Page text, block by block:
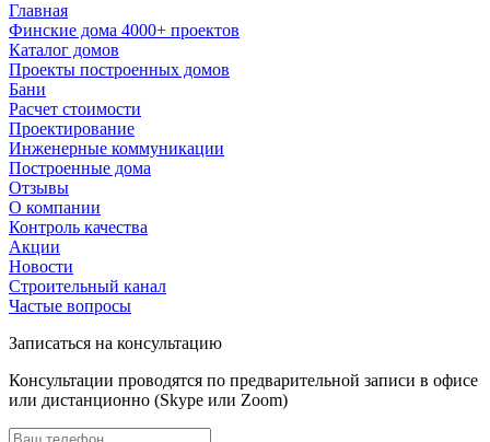
Главная
Финские дома 4000+ проектов
Каталог домов
Проекты построенных домов
Бани
Расчет стоимости
Проектирование
Инженерные коммуникации
Построенные дома
Отзывы
О компании
Контроль качества
Акции
Новости
Строительный канал
Частые вопросы
Записаться на консультацию
Консультации проводятся по предварительной записи в офисе
или дистанционно (Skype или Zoom)